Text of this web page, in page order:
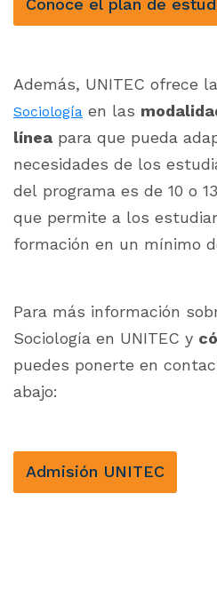
Conoce el plan de
Además, UNITEC ofrece la
Sociología en las
línea para que pueda
necesidades de los
del programa es de 10 o
que permite a los
formación en un mínimo
Para más información
Sociología en UNITEC y
puedes ponerte en
abajo:
Admisión UNITEC